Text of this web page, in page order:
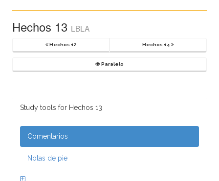
Hechos 13 LBLA
Hechos 12 Hechos 14
Paralelo
Study tools for Hechos 13
Comentarios
Notas de pie